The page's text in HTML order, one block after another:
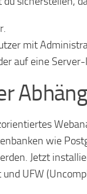
mit
auf eine
wie
Jetzt
UFW